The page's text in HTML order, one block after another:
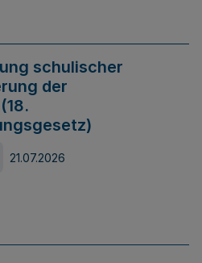
schulischer
der
21.07.2026